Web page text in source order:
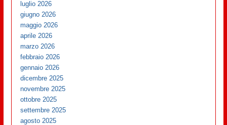
luglio 2026
giugno 2026
maggio 2026
aprile 2026
marzo 2026
febbraio 2026
gennaio 2026
dicembre 2025
novembre 2025
ottobre 2025
settembre 2025
agosto 2025